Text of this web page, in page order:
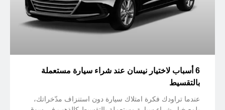
6 أسباب لاختيار نيسان عند شراء سيارة مستعملة
بالتقسيط
عندما تراودك فكرة امتلاك سيارة دون استنزاف مدّخراتك،